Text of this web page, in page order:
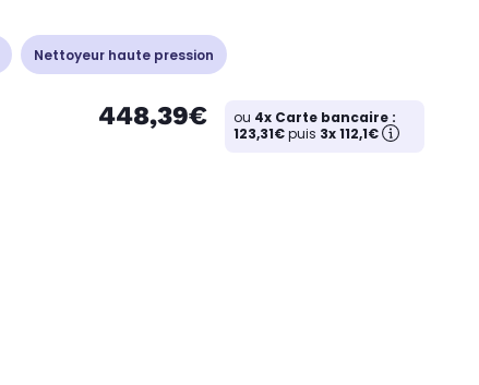
Nettoyeur haute pression
448,39€ ou 4x Carte bancaire :
123,31€puis 3x 112,1€